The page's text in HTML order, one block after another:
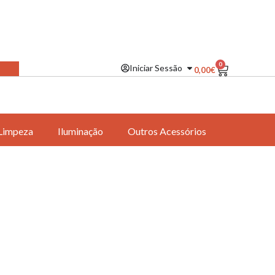
Iniciar Sessão 0,00€
0
Iluminação Outros Acessórios